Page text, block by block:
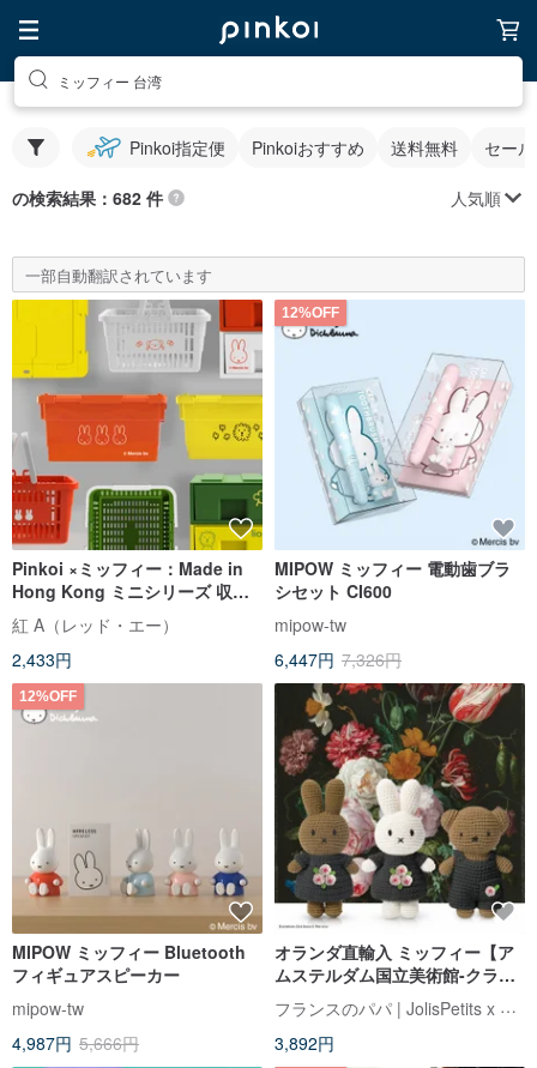
ミッフィー 台湾
Pinkoi指定便 Pinkoiおすすめ 送料無料 セー
の検索結果：682 件 人気順
一部自動翻訳されています
Pinkoi ×ミッフィー：Made in
Hong Kong ミニシリーズ 収納
ケース（台湾・香港・マカオ・
日本で限定販売）
紅 A（レッド・エー）
2,433円
12%OFF
MIPOW ミッフィー 電動歯ブラ
シセット CI600
mipow-tw
6,447円 7,326円
12%OFF
MIPOW ミッフィー Bluetooth
フィギュアスピーカー
mipow-tw
4,987円 5,666円
オランダ直輸入 ミッフィー【ア
ムステルダム国立美術館-クラシ
ックフラワー】Just Dutch公認
ミッフィー
フランスのパパ | JolisPetits x Miffy
3,892円